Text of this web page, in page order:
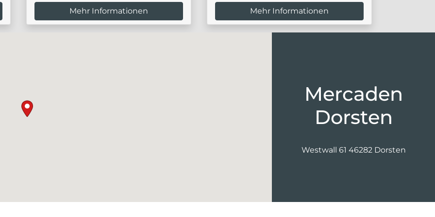
Mehr Informationen Mehr Informationen
Mercaden
Dorsten
Westwall 61 46282 Dorsten